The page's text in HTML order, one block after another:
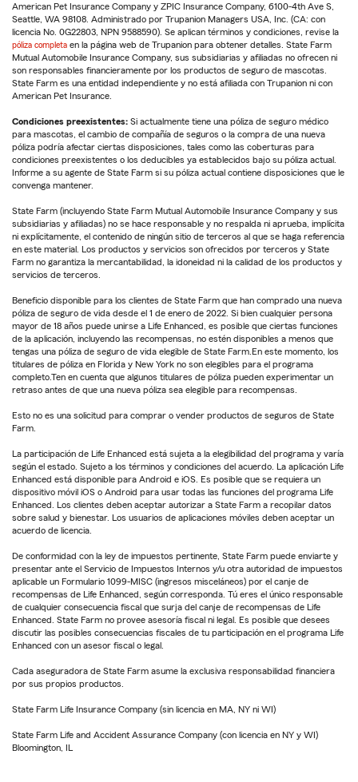
American Pet Insurance Company y ZPIC Insurance Company, 6100-4th Ave S,
Seattle, WA 98108. Administrado por Trupanion Managers USA, Inc. (CA: con
licencia No. 0G22803, NPN 9588590). Se aplican términos y condiciones, revise la
póliza completa en la página web de Trupanion para obtener detalles. State Farm
Mutual Automobile Insurance Company, sus subsidiarias y afiliadas no ofrecen ni
son responsables financieramente por los productos de seguro de mascotas.
State Farm es una entidad independiente y no está afiliada con Trupanion ni con
American Pet Insurance.
Condiciones preexistentes: Si actualmente tiene una póliza de seguro médico
para mascotas, el cambio de compañía de seguros o la compra de una nueva
póliza podría afectar ciertas disposiciones, tales como las coberturas para
condiciones preexistentes o los deducibles ya establecidos bajo su póliza actual.
Informe a su agente de State Farm si su póliza actual contiene disposiciones que le
convenga mantener.
State Farm (incluyendo State Farm Mutual Automobile Insurance Company y sus
subsidiarias y afiliadas) no se hace responsable y no respalda ni aprueba, implícita
ni explícitamente, el contenido de ningún sitio de terceros al que se haga referencia
en este material. Los productos y servicios son ofrecidos por terceros y State
Farm no garantiza la mercantabilidad, la idoneidad ni la calidad de los productos y
servicios de terceros.
Beneficio disponible para los clientes de State Farm que han comprado una nueva
póliza de seguro de vida desde el 1 de enero de 2022. Si bien cualquier persona
mayor de 18 años puede unirse a Life Enhanced, es posible que ciertas funciones
de la aplicación, incluyendo las recompensas, no estén disponibles a menos que
tengas una póliza de seguro de vida elegible de State Farm.En este momento, los
titulares de póliza en Florida y New York no son elegibles para el programa
completo.Ten en cuenta que algunos titulares de póliza pueden experimentar un
retraso antes de que una nueva póliza sea elegible para recompensas.
Esto no es una solicitud para comprar o vender productos de seguros de State
Farm.
La participación de Life Enhanced está sujeta a la elegibilidad del programa y varía
según el estado. Sujeto a los términos y condiciones del acuerdo. La aplicación Life
Enhanced está disponible para Android e iOS. Es posible que se requiera un
dispositivo móvil iOS o Android para usar todas las funciones del programa Life
Enhanced. Los clientes deben aceptar autorizar a State Farm a recopilar datos
sobre salud y bienestar. Los usuarios de aplicaciones móviles deben aceptar un
acuerdo de licencia.
De conformidad con la ley de impuestos pertinente, State Farm puede enviarte y
presentar ante el Servicio de Impuestos Internos y/u otra autoridad de impuestos
aplicable un Formulario 1099-MISC (ingresos misceláneos) por el canje de
recompensas de Life Enhanced, según corresponda. Tú eres el único responsable
de cualquier consecuencia fiscal que surja del canje de recompensas de Life
Enhanced. State Farm no provee asesoría fiscal ni legal. Es posible que desees
discutir las posibles consecuencias fiscales de tu participación en el programa Life
Enhanced con un asesor fiscal o legal.
Cada aseguradora de State Farm asume la exclusiva responsabilidad financiera
por sus propios productos.
State Farm Life Insurance Company (sin licencia en MA, NY ni WI)
State Farm Life and Accident Assurance Company (con licencia en NY y WI)
Bloomington, IL